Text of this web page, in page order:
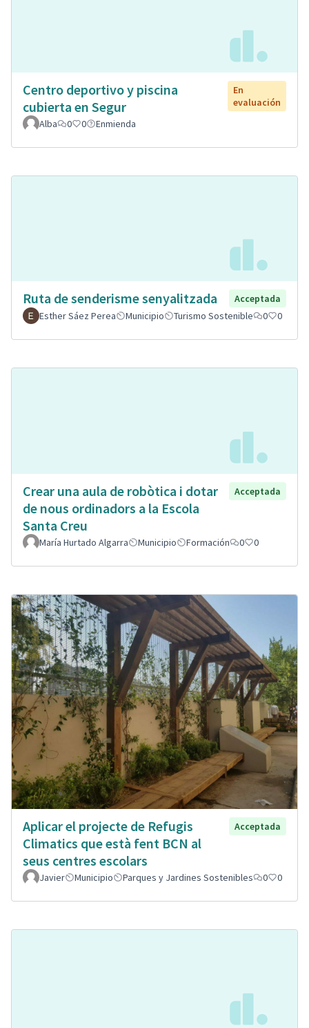
Centro deportivo y piscina
cubierta en Segur
En
evaluación
Alba
0 0 Enmienda
Ruta de senderisme senyalitzada
Acceptada
Esther Sáez Perea
Municipio Turismo Sostenible 0 0
Crear una aula de robòtica i dotar
de nous ordinadors a la Escola
Santa Creu
Acceptada
María Hurtado Algarra Municipio Formación 0 0
Aplicar el projecte de Refugis
Climatics que està fent BCN al
seus centres escolars
Acceptada
Javier Municipio Parques y Jardines Sostenibles 0 0